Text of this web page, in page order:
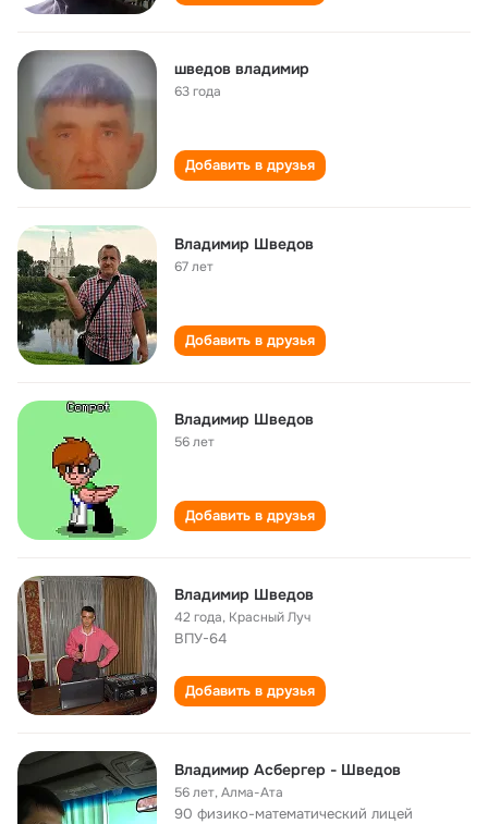
шведов владимир
63 года
Добавить в друзья
Владимир Шведов
67 лет
Добавить в друзья
Владимир Шведов
56 лет
Добавить в друзья
Владимир Шведов
42 года, Красный Луч
ВПУ-64
Добавить в друзья
Владимир Асбергер - Шведов
56 лет,Алма-Ата
90 физико-математический лицей